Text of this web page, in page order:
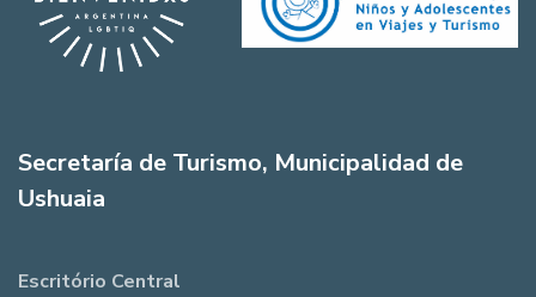
Secretaría de Turismo, Municipalidad de
Ushuaia
Escritório Central